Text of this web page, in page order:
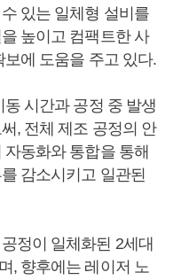
있는 일체형 설비를
높이고 컴팩트한 사
에 도움을 주고 있다.
시간과 공정 중 발생
, 전체 제조 공정의 안
동화와 통합을 통해
감소시키고 일관된
정이 일체화된 2세대
, 향후에는 레이저 노